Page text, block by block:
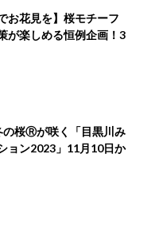
お花見を】桜モチーフ
が楽しめる恒例企画！3
の桜Ⓡが咲く「目黒川み
ョン2023」11月10日か